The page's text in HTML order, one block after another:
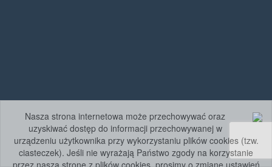
Nasza strona internetowa może przechowywać oraz
uzyskiwać dostęp do informacji przechowywanej w
urządzeniu użytkownika przy wykorzystaniu plików cookies (tzw.
ciasteczek). Jeśli nie wyrażają Państwo zgody na korzystanie
przez naszą stronę z plików cookies, prosimy o zmianę ustawień